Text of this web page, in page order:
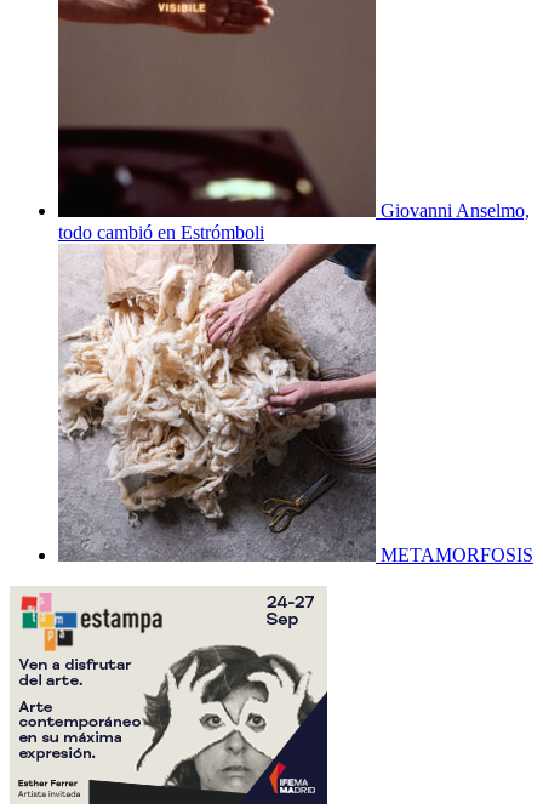
Giovanni Anselmo,
todo cambió en Estrómboli
METAMORFOSIS